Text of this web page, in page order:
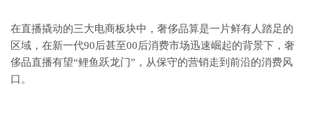
在直播撬动的三大电商板块中，奢侈品算是一片鲜有人踏足的
区域，在新一代90后甚至00后消费市场迅速崛起的背景下，奢
侈品直播有望“鲤鱼跃龙门”，从保守的营销走到前沿的消费风
口。